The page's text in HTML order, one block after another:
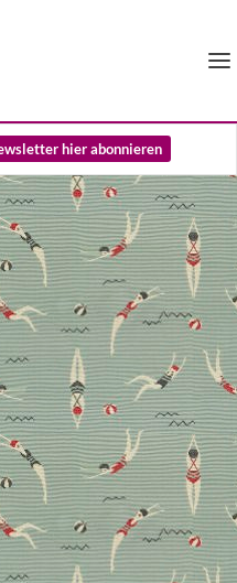
hier abonnieren